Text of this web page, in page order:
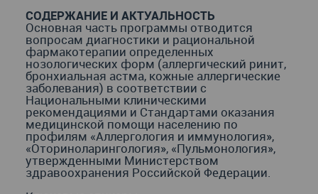
СОДЕРЖАНИЕ И АКТУАЛЬНОСТЬ
Основная часть программы отводится
вопросам диагностики и рациональной
фармакотерапии определенных
нозологических форм (аллергический ринит,
бронхиальная астма, кожные аллергические
заболевания) в соответствии с
Национальными клиническими
рекомендациями и Стандартами оказания
медицинской помощи населению по
профилям «Аллергология и иммунология»,
«Оториноларингология», «Пульмонология»,
утвержденными Министерством
здравоохранения Российской Федерации.